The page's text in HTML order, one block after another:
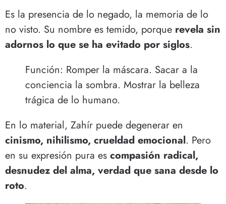
Es la presencia de lo negado, la memoria de lo
no visto. Su nombre es temido, porque revela sin
adornos lo que se ha evitado por siglos.
Función: Romper la máscara. Sacar a la
conciencia la sombra. Mostrar la belleza
trágica de lo humano.
En lo material, Zahír puede degenerar en
cinismo, nihilismo, crueldad emocional. Pero
en su expresión pura es compasión radical,
desnudez del alma, verdad que sana desde lo
roto.